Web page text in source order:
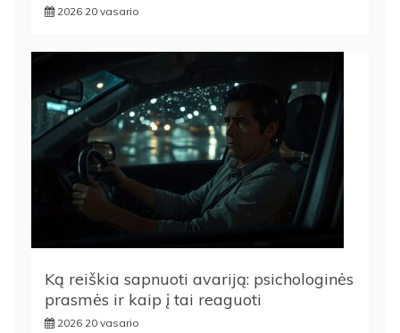
2026 20 vasario
Ką reiškia sapnuoti avariją: psichologinės
prasmės ir kaip į tai reaguoti
2026 20 vasario